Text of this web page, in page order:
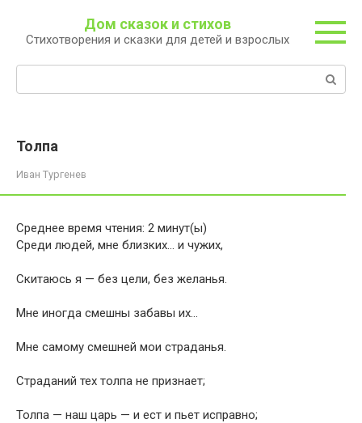
контенту
Дом сказок и стихов
Стихотворения и сказки для детей и взрослых
Толпа
Иван Тургенев
Среднее время чтения: 2 минут(ы)
Среди людей, мне близких… и чужих,
Скитаюсь я — без цели, без желанья.
Мне иногда смешны забавы их…
Мне самому смешней мои страданья.
Страданий тех толпа не признает;
Толпа — наш царь — и ест и пьет исправно;